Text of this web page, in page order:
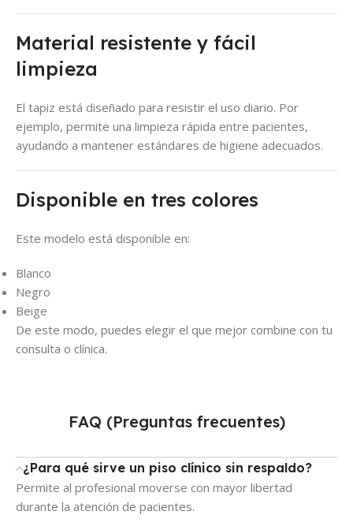
Material resistente y fácil
limpieza
El tapiz está diseñado para resistir el uso diario. Por
ejemplo, permite una limpieza rápida entre pacientes,
ayudando a mantener estándares de higiene adecuados.
Disponible en tres colores
Este modelo está disponible en:
Blanco
Negro
Beige
De este modo, puedes elegir el que mejor combine con tu
consulta o clínica.
FAQ (Preguntas frecuentes)
¿Para qué sirve un piso clínico sin respaldo?
Permite al profesional moverse con mayor libertad
durante la atención de pacientes.